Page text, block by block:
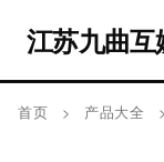
江苏九曲
首页 > 产品大全 >